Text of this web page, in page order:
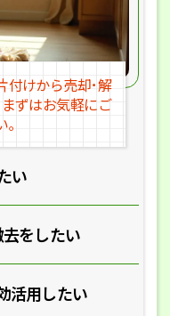
い
をしたい
活用したい
付けから売却･解
まずはお気軽にご
｡